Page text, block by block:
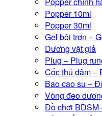
Popper 10ml
Popper 30ml
Gel bôi trơn –
Dương vật giả
Plug – Plug
Cốc thủ dâm –
Bao cao su –
Vòng đeo
Đồ chơi BDSM